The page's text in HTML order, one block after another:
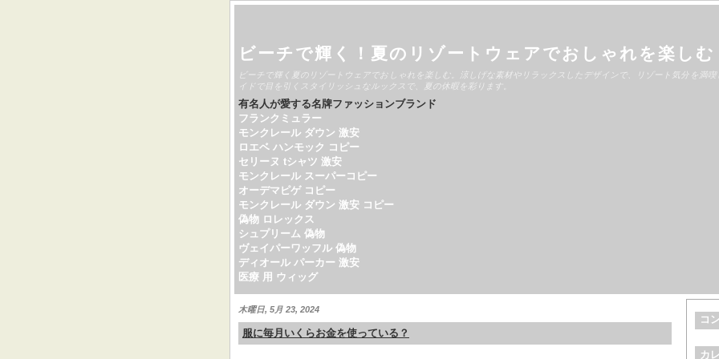
ビーチで輝く！夏のリゾートウェアでおしゃれを楽しむ
ビーチで輝く夏のリゾートウェアでおしゃれを楽しむ。涼しげな素材やリラックスしたデザインで、リゾート気分を満
イドで目を引くスタイリッシュなルックスで、夏の休暇を彩ります。
有名人が愛する名牌ファッションブランド
フランクミュラー
モンクレール ダウン 激安
ロエベ ハンモック コピー
セリーヌ tシャツ 激安
モンクレール スーパーコピー
オーデマピゲ コピー
モンクレール ダウン 激安 コピー
偽物 ロレックス
シュプリーム 偽物
ヴェイパーワッフル 偽物
ディオール パーカー 激安
医療 用 ウィッグ
木曜日, 5月 23, 2024
服に毎月いくらお金を使っている？
コ
カ